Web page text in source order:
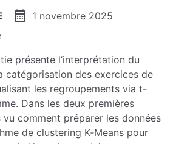
calendar_month 1 novembre 2025
présente l’interprétation du
catégorisation des exercices de
les regroupements via t-
Dans les deux premières
comment préparer les données
de clustering K‑Means pour